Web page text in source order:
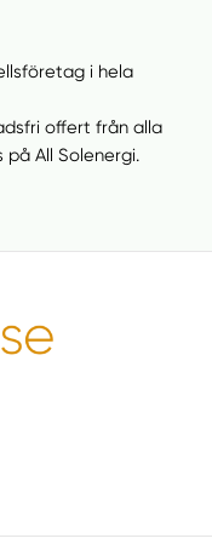
i hela
offert från alla
All Solenergi.